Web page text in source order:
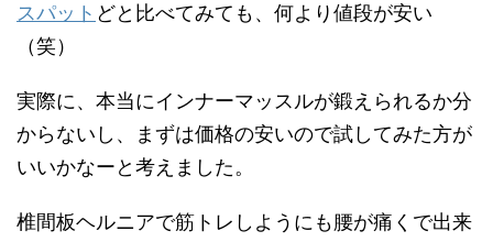
スパット どと比べてみても、何より値段が安い
（笑）
実際に、本当にインナーマッスルが鍛えられるか分
からないし、まずは価格の安いので試してみた方が
いいかなーと考えました。
椎間板ヘルニアで筋トレしようにも腰が痛くで出来